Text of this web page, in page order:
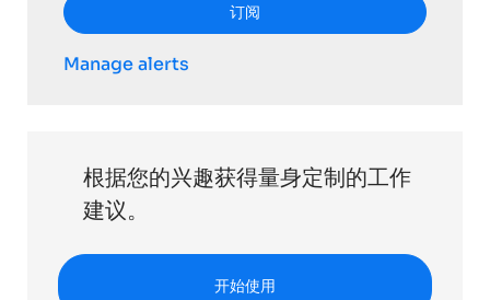
订阅
Manage alerts
根据您的兴趣获得量身定制的工作
建议。
开始使用